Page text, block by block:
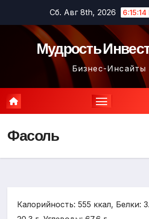
содержимому
Сб. Авг 8th, 2026 6:15:15
Мудрость
Бизнес-Инсайты
Фасоль
Калорийность: 555 ккал, Белки: